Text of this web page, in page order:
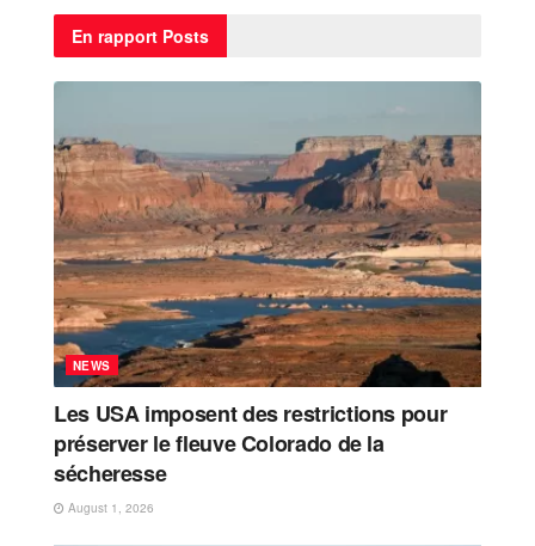
En rapport Posts
NEWS
Les USA imposent des restrictions pour
préserver le fleuve Colorado de la
sécheresse
August 1, 2026